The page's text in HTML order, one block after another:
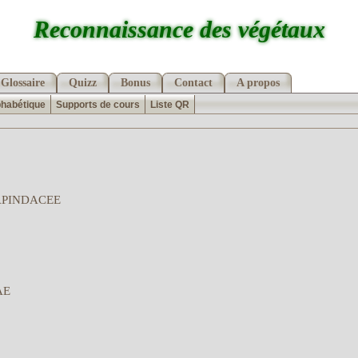
Reconnaissance des végétaux
Glossaire Quizz Bonus Contact A propos
Supports de cours Liste QR